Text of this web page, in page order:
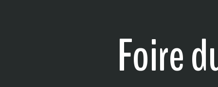
Foire